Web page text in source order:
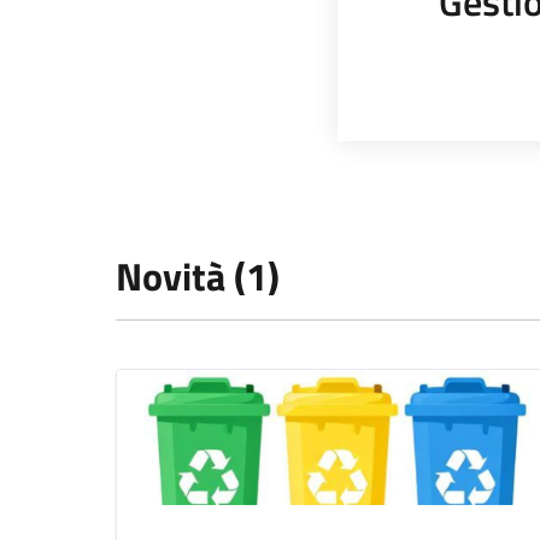
Novità (1)